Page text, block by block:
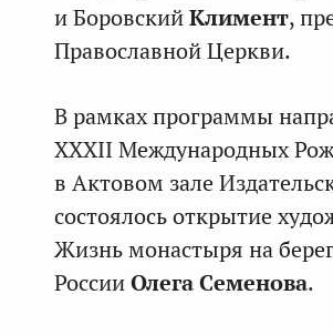
и БоровскийКлимент,
Православной Церкви.
В рамках программы
XXXII Международных
в Актовом зале
состоялось открытие
Жизнь монастыря на
РоссииОлега Семенова.